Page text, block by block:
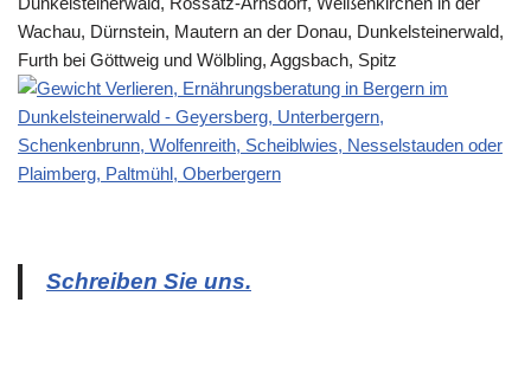
Schreiben Sie uns.